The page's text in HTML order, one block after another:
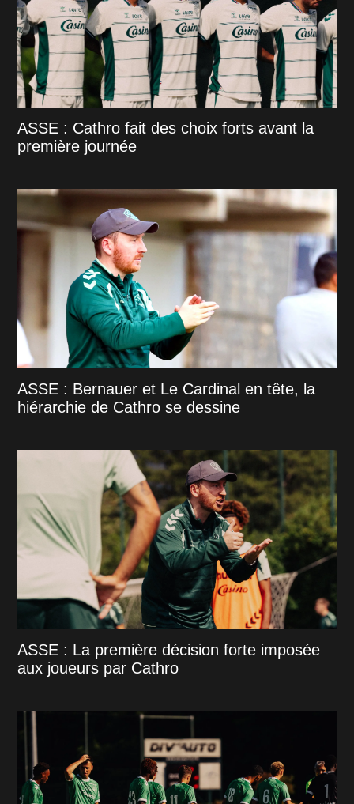
ASSE : Cathro fait des choix forts avant la
première journée
ASSE : Bernauer et Le Cardinal en tête, la
hiérarchie de Cathro se dessine
ASSE : La première décision forte imposée
aux joueurs par Cathro